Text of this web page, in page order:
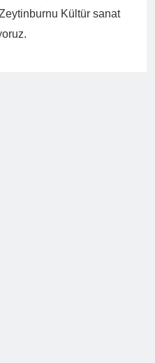
Kültür sanat